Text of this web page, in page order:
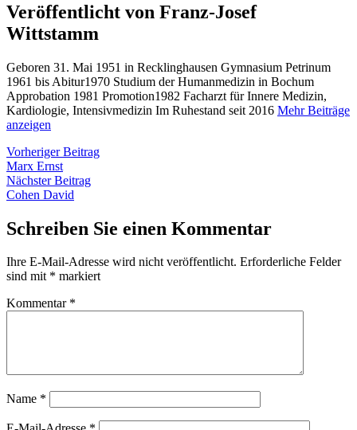
Veröffentlicht von Franz-Josef
Wittstamm
Geboren 31. Mai 1951 in Recklinghausen Gymnasium Petrinum
1961 bis Abitur1970 Studium der Humanmedizin in Bochum
Approbation 1981 Promotion1982 Facharzt für Innere Medizin,
Kardiologie, Intensivmedizin Im Ruhestand seit 2016 Mehr Beiträge
anzeigen
Beitragsnavigation
Vorheriger BeitragVorheriger
Marx Ernst
Nächster BeitragNächster
Cohen David
Schreiben Sie einen Kommentar
Ihre E-Mail-Adresse wird nicht veröffentlicht. Erforderliche Felder
sind mit * markiert
Kommentar *
Name *